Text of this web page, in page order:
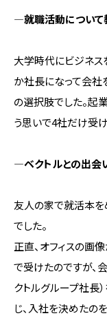
―就職活動について
大学時代にビジネス
か社長になって会社
の選択肢でした。起
う思いで4社だけ受
―ベクトルとの出会
友人の家で就活本を
でした。
正直、オフィスの画
で受けたのですが、
クトルグループ社長）
じ、入社を決めたの